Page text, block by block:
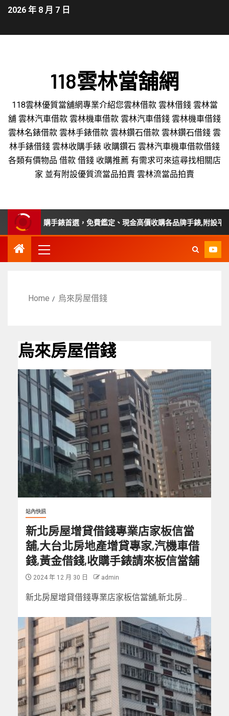
2026 年 8 月 7 日
118雲林當舖網
118雲林優質當舖網專業介紹您雲林借款 雲林借錢 雲林當
舖 雲林汽車借款 雲林機車借款 雲林汽車借錢 雲林機車借錢
雲林名錶借款 雲林手錶借款 雲林鑽石借款 雲林鑽石借錢 雲
林手錶借錢 雲林收購手錶 收購鑽石 雲林汽車機車借款借錢
各類有價物品 借款 借錢 收購推薦 有需求可來這尋找相關店
家 並有附設優質流當品拍賣 雲林流當品拍賣
苗栗收購手錶首選，免費鑑定、現金高價收購各品牌手錶,附設平價手
Home 烏來房屋借錢
烏來房屋借錢
站內快訊
新北房屋增貸借錢專業店家板信當
舖,大台北房地產增貸專家,汽機車借
錢,黃金借錢,收購手錶請來板信當舖
2024 年 12 月 30 日 admin
新北房屋增貸借錢專業店家板信當舖,新北房...